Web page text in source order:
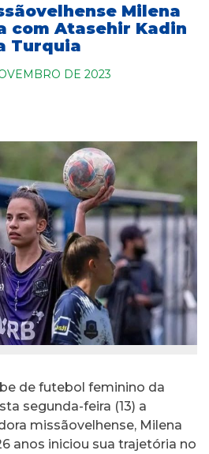
Milena
com Atasehir Kadin
Turquia
DE 2023
de futebol feminino da
segunda-feira (13) a
missãovelhense, Milena
anos iniciou sua trajetória no